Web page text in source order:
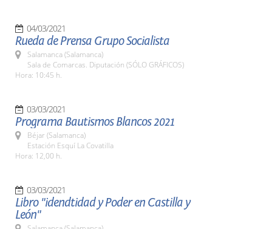
04/03/2021
Rueda de Prensa Grupo Socialista
Salamanca (Salamanca)
Sala de Comarcas. Diputación (SÓLO GRÁFICOS)
Hora: 10:45 h.
03/03/2021
Programa Bautismos Blancos 2021
Béjar (Salamanca)
Estación Esquí La Covatilla
Hora: 12,00 h.
03/03/2021
Libro "idendtidad y Poder en Castilla y
León"